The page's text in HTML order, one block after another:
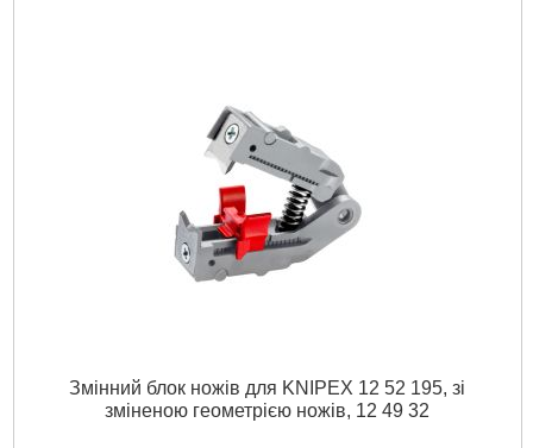
Змінний блок ножів для KNIPEX 12 52 195, зі
зміненою геометрією ножів, 12 49 32